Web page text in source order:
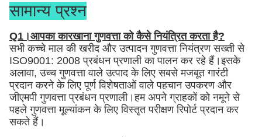
सामान्य प्रश्न
Q1।आपका कारखाना गुणवत्ता को कैसे नियंत्रित करता है?
सभी कच्चे माल की खरीद और उत्पादन गुणवत्ता नियंत्रण सख्ती से
ISO9001: 2008 प्रबंधन प्रणाली का पालन कर रहे हैं।इसके
अलावा, उच्च गुणवत्ता वाले उत्पाद के लिए सबसे मजबूत गारंटी
प्रदान करने के लिए पूर्ण विशेषताओं वाले पहचान उपकरण और
जीएमपी गुणवत्ता प्रबंधन प्रणाली।हम अपने ग्राहकों को नमूने से
पहले गुणवत्ता मूल्यांकन के लिए विस्तृत परीक्षण रिपोर्ट प्रदान कर
सकते हैं।